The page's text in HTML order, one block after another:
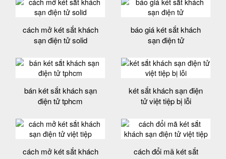
cách mở két sắt khách
sạn điện tử solid
báo giá két sắt khách
sạn điện tử
bán két sắt khách sạn
điện tử tphcm
két sắt khách sạn điện
tử việt tiệp bị lỗi
cách mở két sắt khách
cách đổi mã két sắt